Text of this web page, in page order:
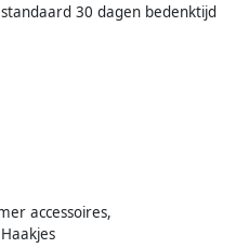
30 dagen bedenktijd
accessoires,